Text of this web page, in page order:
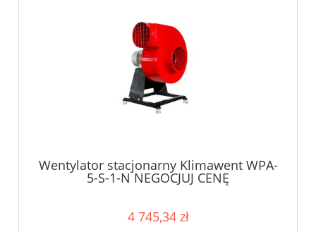
Wentylator stacjonarny Klimawent WPA-
5-S-1-N NEGOCJUJ CENĘ
4 745,34 zł